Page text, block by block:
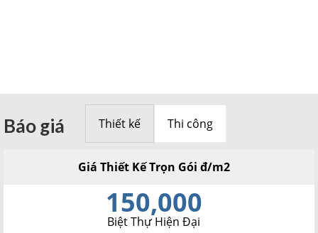
Báo giá Thiết kế Thi công
Giá Thiết Kế Trọn Gói đ/m2
150,000
Biệt Thự Hiện Đại